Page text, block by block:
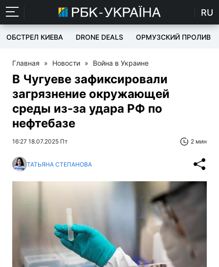
RU
ОБСТРЕЛ КИЕВА DRONE DEALS ОРМУЗСКИЙ ПРОЛИВ
Главная » Новости » Война в Украине
В Чугуеве зафиксировали
загрязнение окружающей
среды из-за удара РФ по
нефтебазе
16:27 18.07.2025 Пт 2 мин
ТАТЬЯНА СТЕПАНОВА